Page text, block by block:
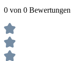
0 von 0 Bewertungen